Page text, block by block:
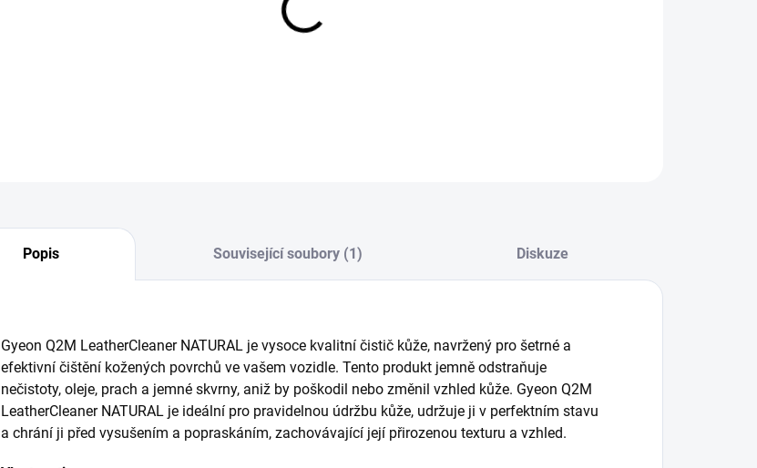
Popis Související soubory (1) Diskuze
Gyeon Q2M LeatherCleaner NATURAL je vysoce kvalitní čistič kůže, navržený pro šetrné a
efektivní čištění kožených povrchů ve vašem vozidle. Tento produkt jemně odstraňuje
nečistoty, oleje, prach a jemné skvrny, aniž by poškodil nebo změnil vzhled kůže. Gyeon Q2M
LeatherCleaner NATURAL je ideální pro pravidelnou údržbu kůže, udržuje ji v perfektním stavu
a chrání ji před vysušením a popraskáním, zachovávající její přirozenou texturu a vzhled.